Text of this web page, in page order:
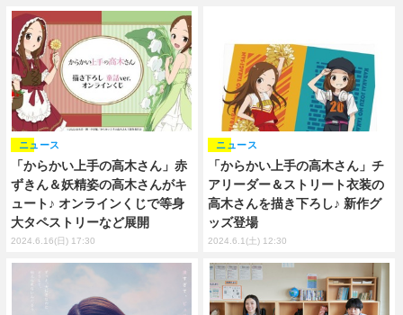
「からかい上手の高木さん」赤
ずきん＆妖精姿の高木さんがキ
ュート♪ オンラインくじで等身
大タペストリーなど展開
ニュース
2024.6.16(日) 17:30
「からかい上手の高木さん」チ
アリーダー＆ストリート衣装の
高木さんを描き下ろし♪ 新作グ
ッズ登場
ニュース
2024.6.1(土) 12:30